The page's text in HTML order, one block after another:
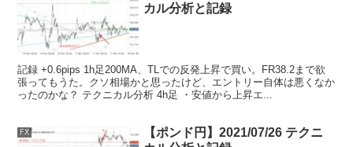
カル分析と記録
記録 +0.6pips 1h足200MA、TLでの反発上昇で買い。FR38.2まで欲
張ってもうた。クソ相場かと思ったけど、エントリー自体は悪くなか
ったのかな？ テクニカル分析 4h足 ・安値から上昇エ...
FX
【ポンド円】2021/07/26 テクニ